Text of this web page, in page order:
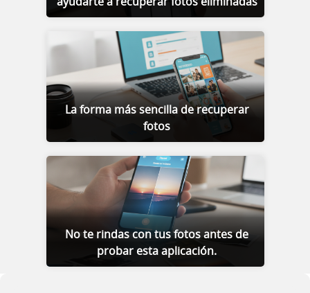
ayudarte a recuperar fotos eliminadas
La forma más sencilla de recuperar
fotos
No te rindas con tus fotos antes de
probar esta aplicación.